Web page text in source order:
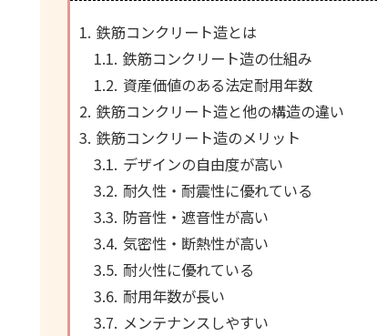
鉄筋コンクリート造とは
鉄筋コンクリート造の仕組み
資産価値のある法定耐用年数
鉄筋コンクリート造と他の構造の違い
鉄筋コンクリート造のメリット
デザインの自由度が高い
耐久性・耐震性に優れている
防音性・遮音性が高い
気密性・断熱性が高い
耐火性に優れている
耐用年数が長い
メンテナンスしやすい